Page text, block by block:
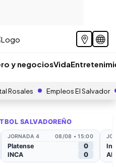
y negociosVida
Rosales Empleos El Salvador